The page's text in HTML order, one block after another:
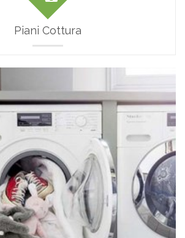
Piani Cottura